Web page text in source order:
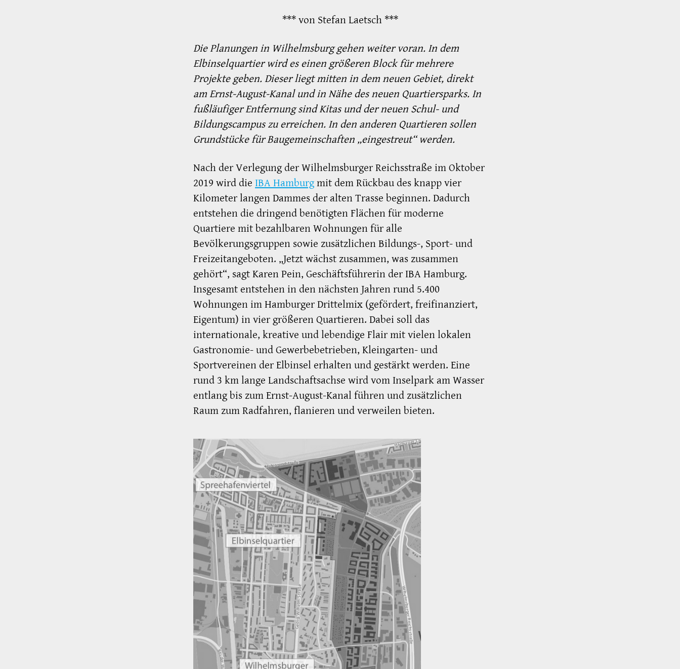
*** von Stefan Laetsch ***
Die Planungen in Wilhelmsburg gehen weiter voran. In dem
Elbinselquartier wird es einen größeren Block für mehrere
Projekte geben. Dieser liegt mitten in dem neuen Gebiet, direkt
am Ernst-August-Kanal und in Nähe des neuen Quartiersparks. In
fußläufiger Entfernung sind Kitas und der neuen Schul- und
Bildungscampus zu erreichen. In den anderen Quartieren sollen
Grundstücke für Baugemeinschaften „eingestreut“ werden.
Nach der Verlegung der Wilhelmsburger Reichsstraße im Oktober
2019 wird die IBA Hamburgmit dem Rückbau des knapp vier
Kilometer langen Dammes der alten Trasse beginnen. Dadurch
entstehen die dringend benötigten Flächen für moderne
Quartiere mit bezahlbaren Wohnungen für alle
Bevölkerungsgruppen sowie zusätzlichen Bildungs-, Sport- und
Freizeitangeboten. „Jetzt wächst zusammen, was zusammen
gehört“, sagt Karen Pein, Geschäftsführerin der IBA Hamburg.
Insgesamt entstehen in den nächsten Jahren rund 5.400
Wohnungen im Hamburger Drittelmix (gefördert, freifinanziert,
Eigentum) in vier größeren Quartieren. Dabei soll das
internationale, kreative und lebendige Flair mit vielen lokalen
Gastronomie- und Gewerbebetrieben, Kleingarten- und
Sportvereinen der Elbinsel erhalten und gestärkt werden. Eine
rund 3 km lange Landschaftsachse wird vom Inselpark am Wasser
entlang bis zum Ernst-August-Kanal führen und zusätzlichen
Raum zum Radfahren, flanieren und verweilen bieten.